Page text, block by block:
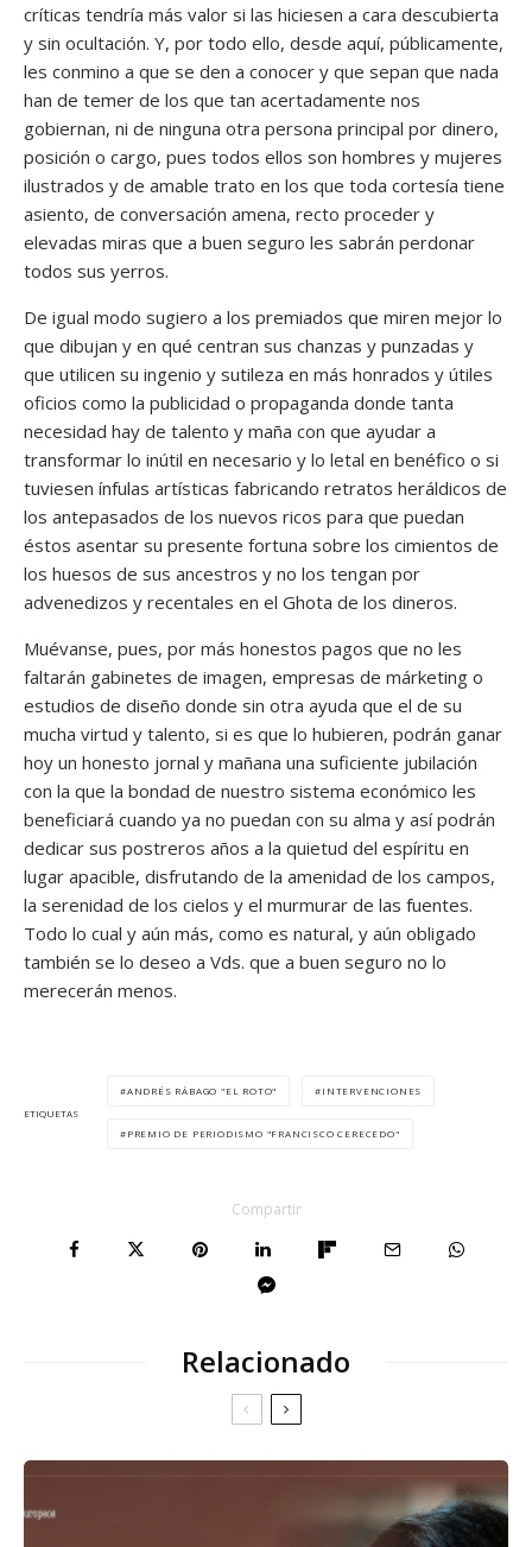
críticas tendría más valor si las hiciesen a cara descubierta
y sin ocultación. Y, por todo ello, desde aquí, públicamente,
les conmino a que se den a conocer y que sepan que nada
han de temer de los que tan acertadamente nos
gobiernan, ni de ninguna otra persona principal por dinero,
posición o cargo, pues todos ellos son hombres y mujeres
ilustrados y de amable trato en los que toda cortesía tiene
asiento, de conversación amena, recto proceder y
elevadas miras que a buen seguro les sabrán perdonar
todos sus yerros.
De igual modo sugiero a los premiados que miren mejor lo
que dibujan y en qué centran sus chanzas y punzadas y
que utilicen su ingenio y sutileza en más honrados y útiles
oficios como la publicidad o propaganda donde tanta
necesidad hay de talento y maña con que ayudar a
transformar lo inútil en necesario y lo letal en benéfico o si
tuviesen ínfulas artísticas fabricando retratos heráldicos de
los antepasados de los nuevos ricos para que puedan
éstos asentar su presente fortuna sobre los cimientos de
los huesos de sus ancestros y no los tengan por
advenedizos y recentales en el Ghota de los dineros.
Muévanse, pues, por más honestos pagos que no les
faltarán gabinetes de imagen, empresas de márketing o
estudios de diseño donde sin otra ayuda que el de su
mucha virtud y talento, si es que lo hubieren, podrán ganar
hoy un honesto jornal y mañana una suficiente jubilación
con la que la bondad de nuestro sistema económico les
beneficiará cuando ya no puedan con su alma y así podrán
dedicar sus postreros años a la quietud del espíritu en
lugar apacible, disfrutando de la amenidad de los campos,
la serenidad de los cielos y el murmurar de las fuentes.
Todo lo cual y aún más, como es natural, y aún obligado
también se lo deseo a Vds. que a buen seguro no lo
merecerán menos.
ETIQUETAS
ANDRÉS RÁBAGO "EL ROTO" INTERVENCIONES
PREMIO DE PERIODISMO "FRANCISCO CERECEDO"
Compartir
Relacionado